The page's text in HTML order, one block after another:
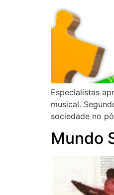
Especialistas
musical.
sociedade no
Mundo